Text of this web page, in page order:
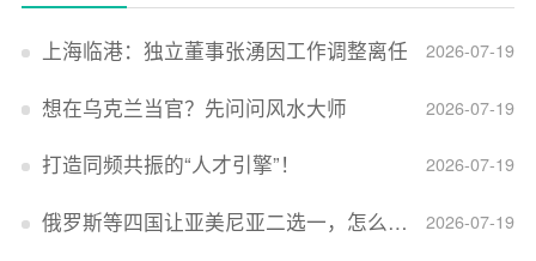
2026-07-19
上海临港：独立董事张湧因工作调整离任
2026-07-19
想在乌克兰当官？先问问风水大师
2026-07-19
打造同频共振的“人才引擎”！
2026-07-19
俄罗斯等四国让亚美尼亚二选一，怎么回事？